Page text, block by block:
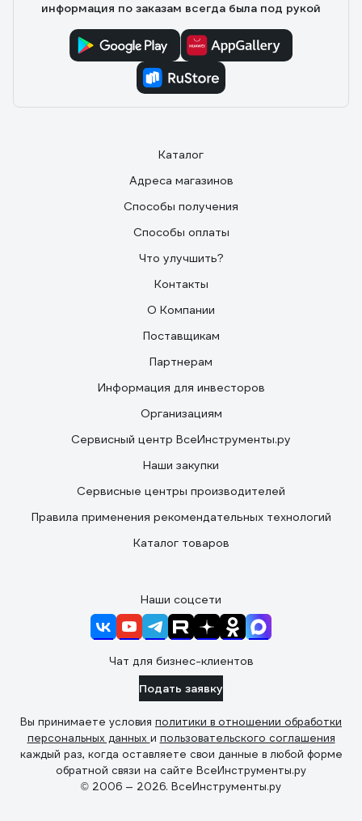
информация по заказам всегда была под рукой
Каталог
Адреса магазинов
Способы получения
Способы оплаты
Что улучшить?
Контакты
О Компании
Поставщикам
Партнерам
Информация для инвесторов
Организациям
Сервисный центр ВсеИнструменты.ру
Наши закупки
Сервисные центры производителей
Правила применения рекомендательных технологий
Каталог товаров
Наши соцсети
Чат для бизнес-клиентов
Подать заявку
Вы принимаете условия политики в отношении обработки
персональных данных и пользовательского соглашения
каждый раз, когда оставляете свои данные в любой форме
обратной связи на сайте ВсеИнструменты.ру
© 2006 — 2026. ВсеИнструменты.ру